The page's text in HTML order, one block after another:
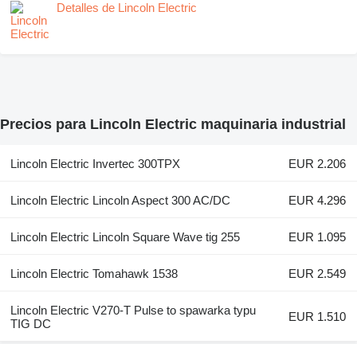
Detalles de Lincoln Electric
Precios para Lincoln Electric maquinaria industrial
Lincoln Electric Invertec 300TPX EUR 2.206
Lincoln Electric Lincoln Aspect 300 AC/DC EUR 4.296
Lincoln Electric Lincoln Square Wave tig 255 EUR 1.095
Lincoln Electric Tomahawk 1538 EUR 2.549
Lincoln Electric V270-T Pulse to spawarka typu
TIG DC
EUR 1.510